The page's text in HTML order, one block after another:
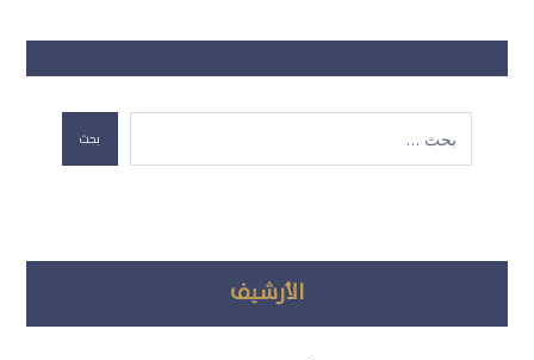
بحث
الأرشيف